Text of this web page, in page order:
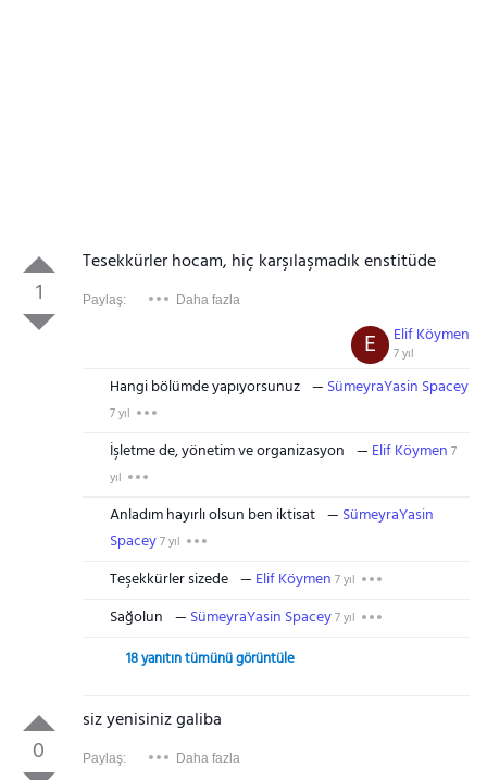
1
Tesekkürler hocam, hiç karşılaşmadık enstitüde
Paylaş: Daha fazla
Elif Köymen
7 yıl
E
Hangi bölümde yapıyorsunuz SümeyraYasin Spacey
7 yıl
İşletme de, yönetim ve organizasyon Elif Köymen 7
yıl
Anladım hayırlı olsun ben iktisat
SümeyraYasin
Spacey7 yıl
Teşekkürler sizede Elif Köymen 7 yıl
Sağolun SümeyraYasin Spacey7 yıl
18 yanıtın tümünü görüntüle
0
siz yenisiniz galiba
Paylaş: Daha fazla